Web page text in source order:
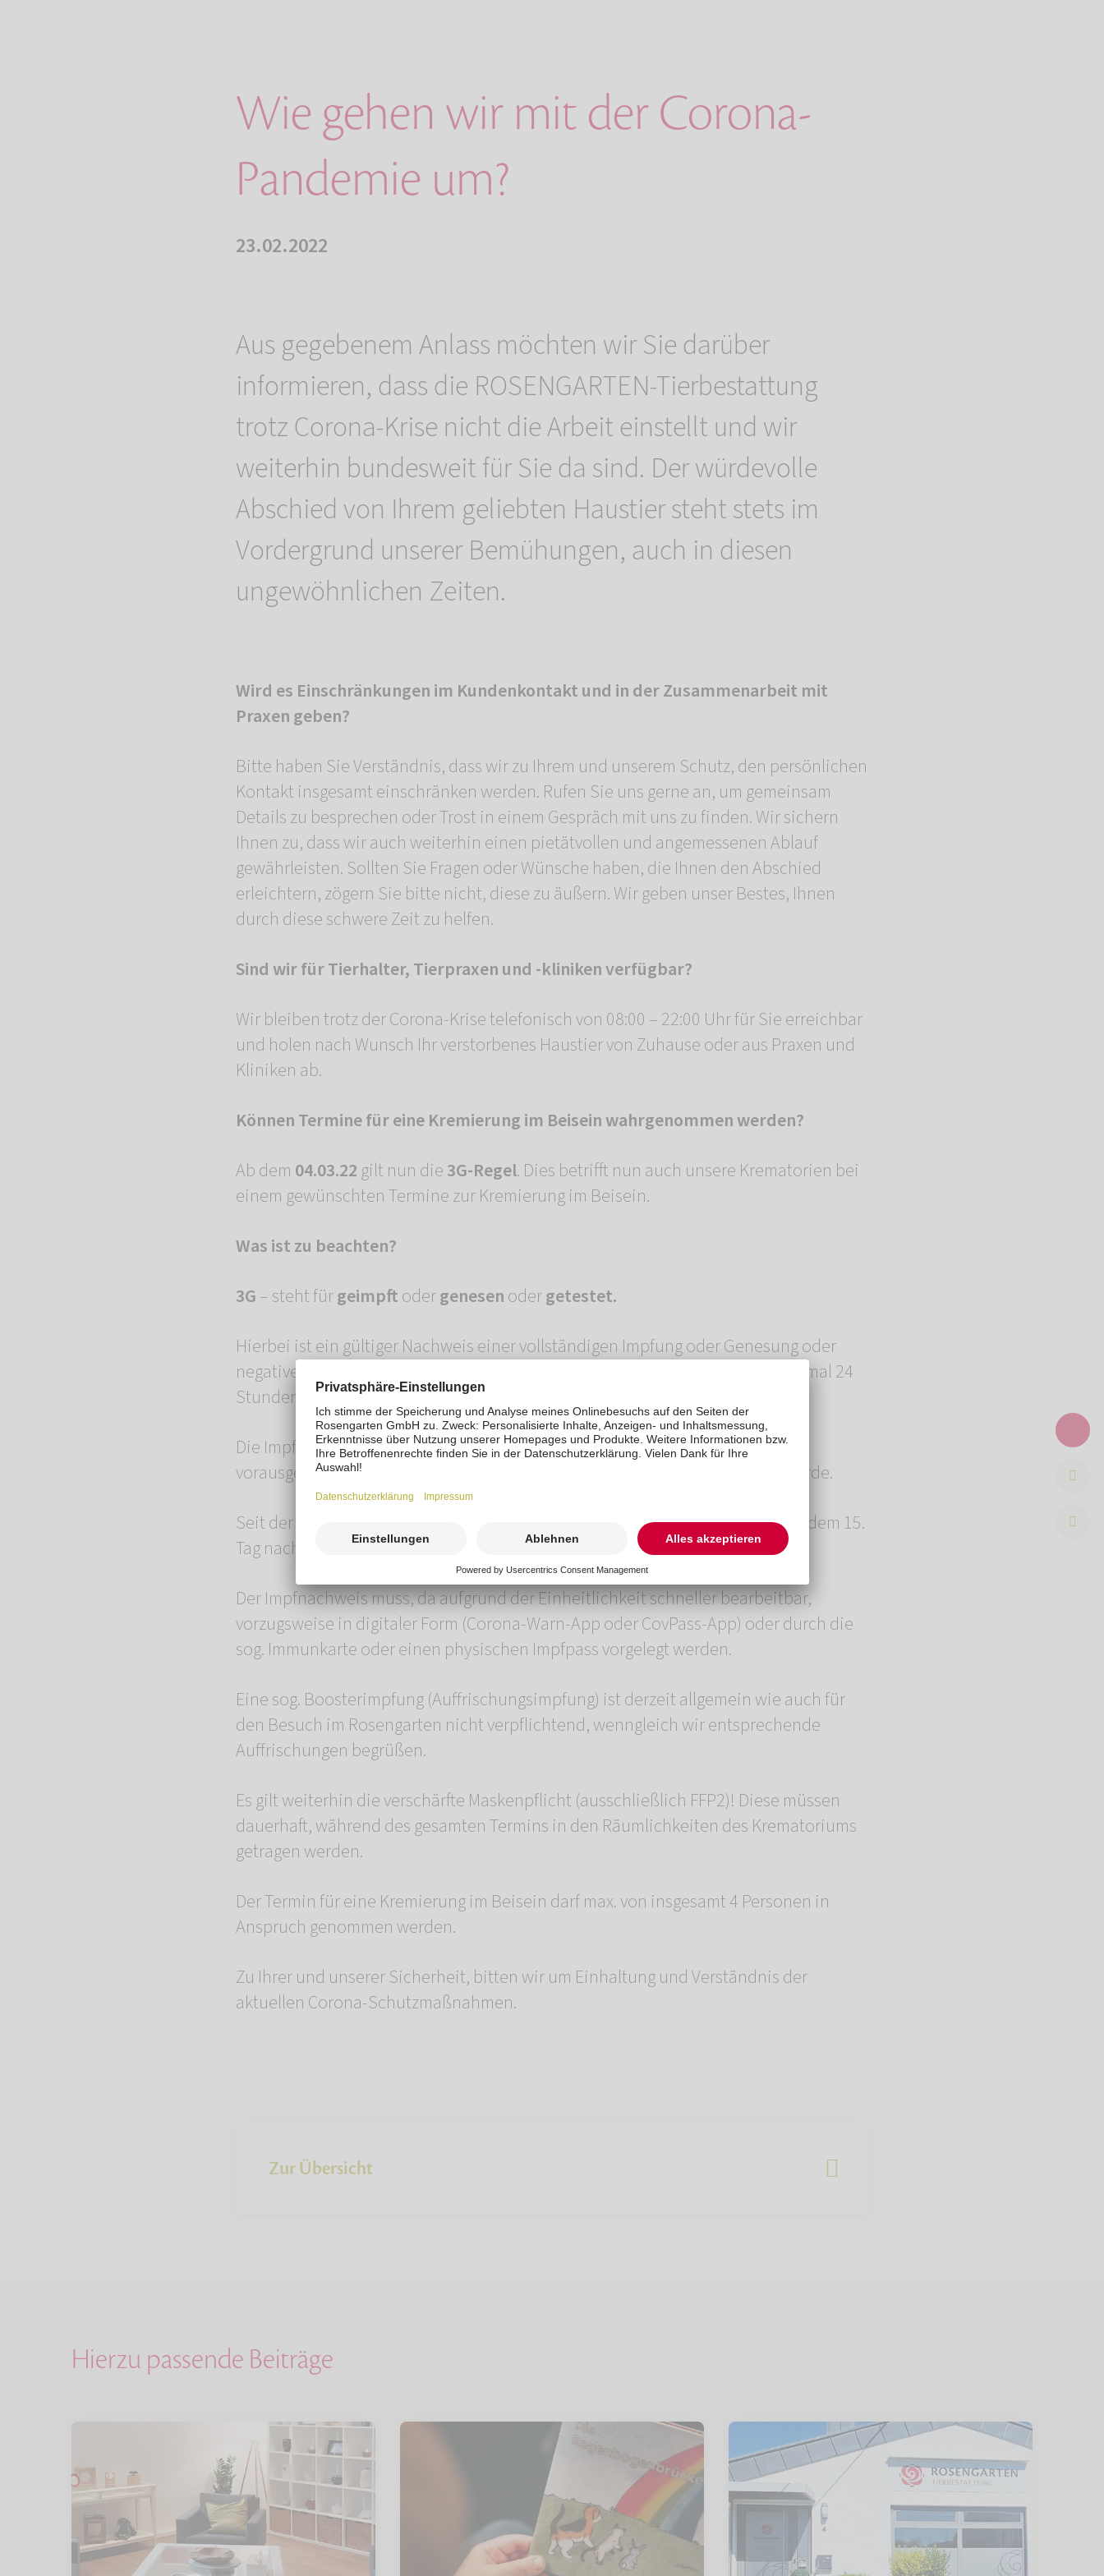
Wie gehen wir mit der Corona-
Pandemie um?
23.02.2022
Aus gegebenem Anlass möchten wir Sie darüber
informieren, dass die ROSENGARTEN-Tierbestattung
trotz Corona-Krise nicht die Arbeit einstellt und wir
weiterhin bundesweit für Sie da sind. Der würdevolle
Abschied von Ihrem geliebten Haustier steht stets im
Vordergrund unserer Bemühungen, auch in diesen
ungewöhnlichen Zeiten.
Wird es Einschränkungen im Kundenkontakt und in der Zusammenarbeit mit
Praxen geben?
Bitte haben Sie Verständnis, dass wir zu Ihrem und unserem Schutz, den persönlichen
Kontakt insgesamt einschränken werden. Rufen Sie uns gerne an, um gemeinsam
Details zu besprechen oder Trost in einem Gespräch mit uns zu finden. Wir sichern
Ihnen zu, dass wir auch weiterhin einen pietätvollen und angemessenen Ablauf
gewährleisten. Sollten Sie Fragen oder Wünsche haben, die Ihnen den Abschied
erleichtern, zögern Sie bitte nicht, diese zu äußern. Wir geben unser Bestes, Ihnen
durch diese schwere Zeit zu helfen.
Sind wir für Tierhalter, Tierpraxen und -kliniken verfügbar?
Wir bleiben trotz der Corona-Krise telefonisch von 08:00 – 22:00 Uhr für Sie erreichbar
und holen nach Wunsch Ihr verstorbenes Haustier von Zuhause oder aus Praxen und
Kliniken ab.
Können Termine für eine Kremierung im Beisein wahrgenommen werden?
Ab dem 04.03.22gilt nun die3G-Regel. Dies betrifft nun auch unsere Krematorien bei
einem gewünschten Termine zur Kremierung im Beisein.
Was ist zu beachten?
3G– steht fürgeimpftodergenesenodergetestet.
Hierbei ist ein gültiger Nachweis einer vollständigen Impfung oder Genesung oder
negatives Ergebnis eines Corona-Tests erforderlich (Antigen-Schnelltest, maximal 24
Stunden alt oder PCR-Test, maximal 48 Stunden alt).
Die Impfung wird nur dann als gültig anerkannt, wenn die zweite Impfdosis,
vorausgesetzt es handelt sich um einen Zwei-Dosen-Impfstoff, verabreicht wurde.
Seit der finalen Impfdosis müssen mindestens 14 Tage vergangen sein (d.h. ab dem 15.
Tag nach der Impfung ist die Immunisierung vollständig gültig).
Der Impfnachweis muss, da aufgrund der Einheitlichkeit schneller bearbeitbar,
vorzugsweise in digitaler Form (Corona-Warn-App oder CovPass-App) oder durch die
sog. Immunkarte oder einen physischen Impfpass vorgelegt werden.
Eine sog. Boosterimpfung (Auffrischungsimpfung) ist derzeit allgemein wie auch für
den Besuch im Rosengarten nicht verpflichtend, wenngleich wir entsprechende
Auffrischungen begrüßen.
Es gilt weiterhin die verschärfte Maskenpflicht (ausschließlich FFP2)! Diese müssen
dauerhaft, während des gesamten Termins in den Räumlichkeiten des Krematoriums
getragen werden.
Der Termin für eine Kremierung im Beisein darf max. von insgesamt 4 Personen in
Anspruch genommen werden.
Zu Ihrer und unserer Sicherheit, bitten wir um Einhaltung und Verständnis der
aktuellen Corona-Schutzmaßnahmen.
Zur Übersicht
Hierzu passende Beiträge